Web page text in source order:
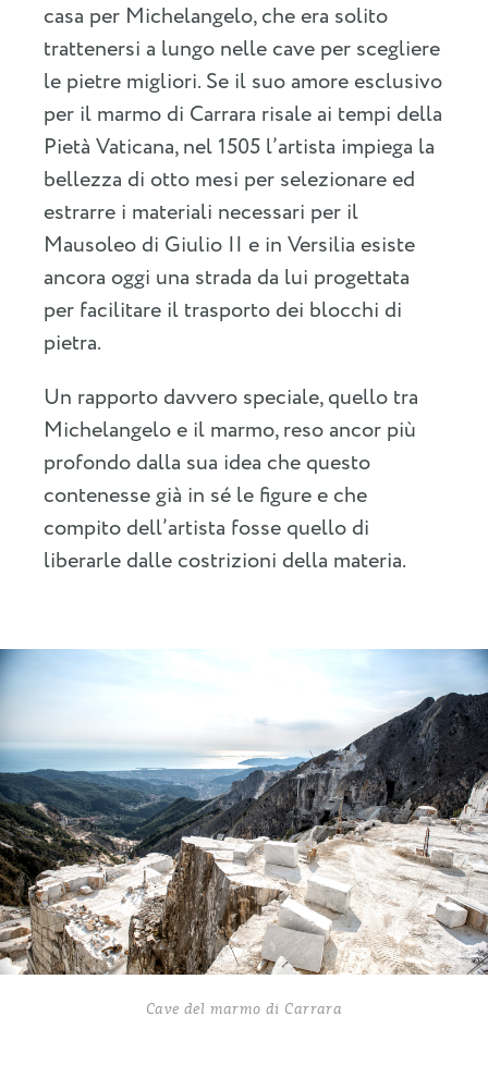
casa per Michelangelo, che era solito
trattenersi a lungo nelle cave per scegliere
le pietre migliori. Se il suo amore esclusivo
per il marmo di Carrara risale ai tempi della
Pietà Vaticana, nel 1505 l’artista impiega la
bellezza di otto mesi per selezionare ed
estrarre i materiali necessari per il
Mausoleo di Giulio II e in Versilia esiste
ancora oggi una strada da lui progettata
per facilitare il trasporto dei blocchi di
pietra.
Un rapporto davvero speciale, quello tra
Michelangelo e il marmo, reso ancor più
profondo dalla sua idea che questo
contenesse già in sé le figure e che
compito dell’artista fosse quello di
liberarle dalle costrizioni della materia.
Cave del marmo di Carrara